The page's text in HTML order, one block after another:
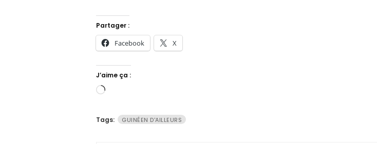
Partager :
Facebook X
J’aime ça :
Chargement…
Tags: GUINÉEN D'AILLEURS